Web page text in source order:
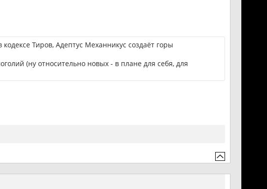
Тиров, Адептус Механникус создаёт горы
(ну относительно новых - в плане для себя, для